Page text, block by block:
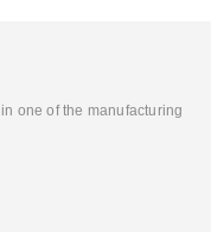
one of the manufacturing